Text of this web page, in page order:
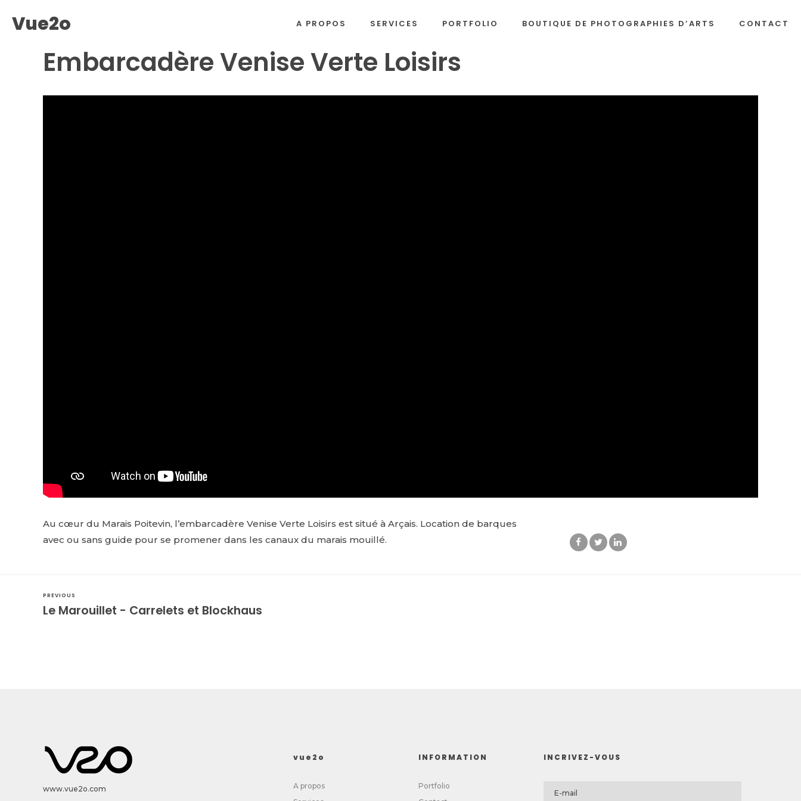
Vue2o A PROPOS SERVICES PORTFOLIO BOUTIQUE DE PHOTOGRAPHIES D’ARTS CONTACT
Embarcadère Venise Verte Loisirs
Au cœur du Marais Poitevin, l’embarcadère Venise Verte Loisirs est situé à Arçais. Location de barques
avec ou sans guide pour se promener dans les canaux du marais mouillé.
PREVIOUS
Le Marouillet - Carrelets et Blockhaus
www.vue2o.com
vue2o
A propos
INFORMATION
Portfolio
INCRIVEZ-VOUS